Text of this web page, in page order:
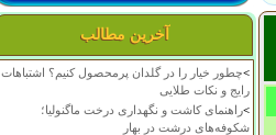
آخرین مطالب
>چطور خیار را در گلدان پرمحصول کنیم؟ اشتباهات
رایج و نکات طلایی
>راهنمای کاشت و نگهداری درخت ماگنولیا؛
شکوفه‌های درشت در بهار